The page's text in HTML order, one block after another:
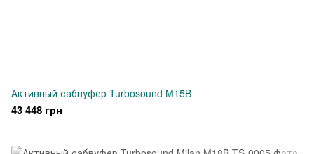
Активный сабвуфер Turbosound M15B
43 448 грн